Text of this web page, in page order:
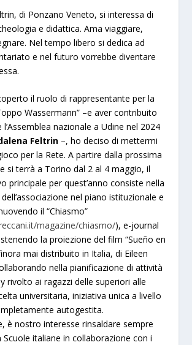
di Ponzano Veneto, si interessa di
e didattica. Ama viaggiare,
Nel tempo libero si dedica ad
e nel futuro vorrebbe diventare
il ruolo di rappresentante per la
Wassermann” –e aver contribuito
nazionale a Udine nel 2024
Feltrin –, ho deciso di mettermi
per la Rete. A partire dalla prossima
si terrà a Torino dal 2 al 4 maggio, il
principale per quest’anno consiste nella
nel piano istituzionale e
il “Chiasmo”
magazine/chiasmo/), e-journal
la proiezione del film “Sueño en
mai distribuito in Italia, di Eileen
nella pianificazione di attività
rivolto ai ragazzi delle superiori alle
universitaria, iniziativa unica a livello
autogestita.
è nostro interesse rinsaldare sempre
Scuole italiane in collaborazione con i